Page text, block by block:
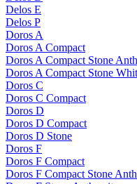
Delos E
Delos P
Doros A
Doros A Compact
Doros A Compact Stone
Doros A Compact Stone
Doros C
Doros C Compact
Doros D
Doros D Compact
Doros D Stone
Doros F
Doros F Compact
Doros F Compact Stone